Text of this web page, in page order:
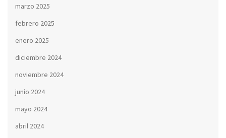
marzo 2025
febrero 2025
enero 2025
diciembre 2024
noviembre 2024
junio 2024
mayo 2024
abril 2024